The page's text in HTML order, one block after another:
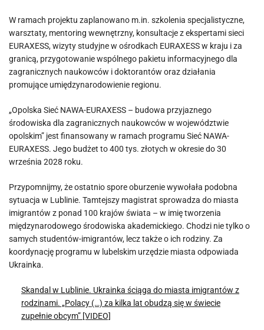
W ramach projektu zaplanowano m.in. szkolenia specjalistyczne,
warsztaty, mentoring wewnętrzny, konsultacje z ekspertami sieci
EURAXESS, wizyty studyjne w ośrodkach EURAXESS w kraju i za
granicą, przygotowanie wspólnego pakietu informacyjnego dla
zagranicznych naukowców i doktorantów oraz działania
promujące umiędzynarodowienie regionu.
„Opolska Sieć NAWA-EURAXESS – budowa przyjaznego
środowiska dla zagranicznych naukowców w województwie
opolskim” jest finansowany w ramach programu Sieć NAWA-
EURAXESS. Jego budżet to 400 tys. złotych w okresie do 30
września 2028 roku.
Przypomnijmy, że ostatnio spore oburzenie wywołała podobna
sytuacja w Lublinie. Tamtejszy magistrat sprowadza do miasta
imigrantów z ponad 100 krajów świata – w imię tworzenia
międzynarodowego środowiska akademickiego. Chodzi nie tylko o
samych studentów-imigrantów, lecz także o ich rodziny. Za
koordynację programu w lubelskim urzędzie miasta odpowiada
Ukrainka.
Skandal w Lublinie. Ukrainka ściąga do miasta imigrantów z
rodzinami. „Polacy (…) za kilka lat obudzą się w świecie
zupełnie obcym” [VIDEO]